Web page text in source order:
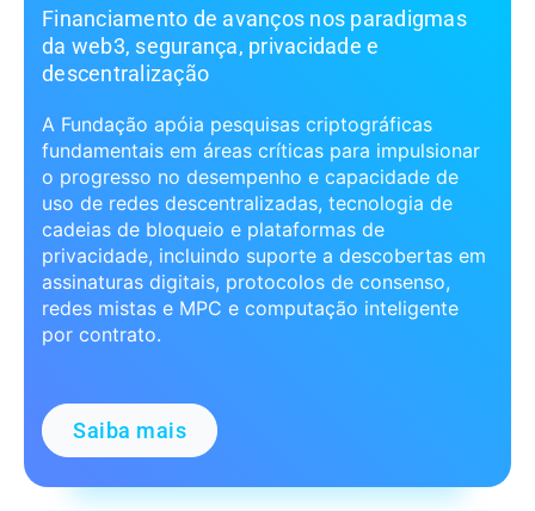
Financiamento de avanços nos paradigmas
da web3, segurança, privacidade e
descentralização
A Fundação apóia pesquisas criptográficas
fundamentais em áreas críticas para impulsionar
o progresso no desempenho e capacidade de
uso de redes descentralizadas, tecnologia de
cadeias de bloqueio e plataformas de
privacidade, incluindo suporte a descobertas em
assinaturas digitais, protocolos de consenso,
redes mistas e MPC e computação inteligente
por contrato.
Saiba mais